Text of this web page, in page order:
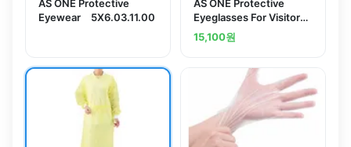
AS ONE Protective
Eyewear 5X6.03.11.00
AS ONE Protective
Eyeglasses For Visitors
With Side Ventilationand
others
15,100원